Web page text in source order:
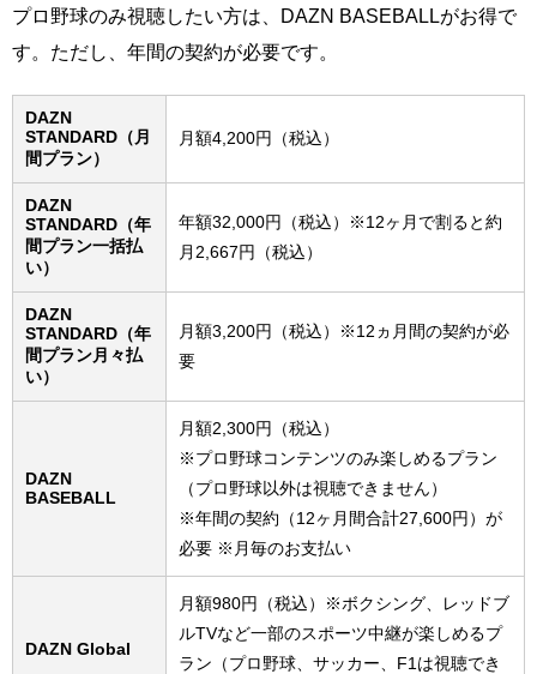
プロ野球のみ視聴したい方は、DAZN BASEBALLがお得で
す。ただし、年間の契約が必要です。
DAZN
STANDARD​（月
間プラン）
月額4,200円（税込）
DAZN
STANDARD​（年
間プラン一括払
い）
年額32,000円（税込）※12ヶ月で割ると約
月2,667円（税込）
DAZN
STANDARD​（年
間プラン月々払
い）
月額3,200円（税込）※12ヵ月間の契約が必
要
DAZN
BASEBALL
月額2,300円（税込）
※プロ野球コンテンツのみ楽しめるプラン
（プロ野球以外は視聴できません）
※年間の契約（12ヶ月間合計27,600円）が
必要 ※月毎のお支払い
DAZN Global
月額980円（税込）※ボクシング、レッドブ
ルTVなど一部のスポーツ中継が楽しめるプ
ラン（プロ野球、サッカー、F1は視聴でき